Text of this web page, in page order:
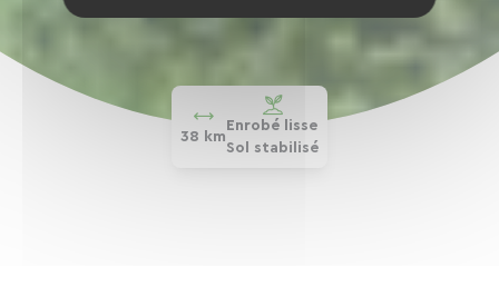
38 km
Enrobé lisse
Sol stabilisé